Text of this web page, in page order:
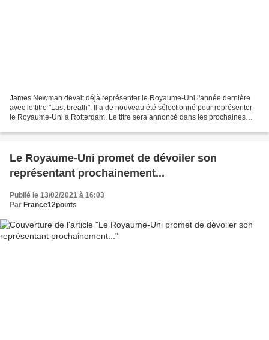
James Newman devait déjà représenter le Royaume-Uni l'année dernière
avec le titre "Last breath". Il a de nouveau été sélectionné pour représenter
le Royaume-Uni à Rotterdam. Le titre sera annoncé dans les prochaines
Le Royaume-Uni promet de dévoiler son
représentant prochainement...
Publié le 13/02/2021 à 16:03
Par France12points